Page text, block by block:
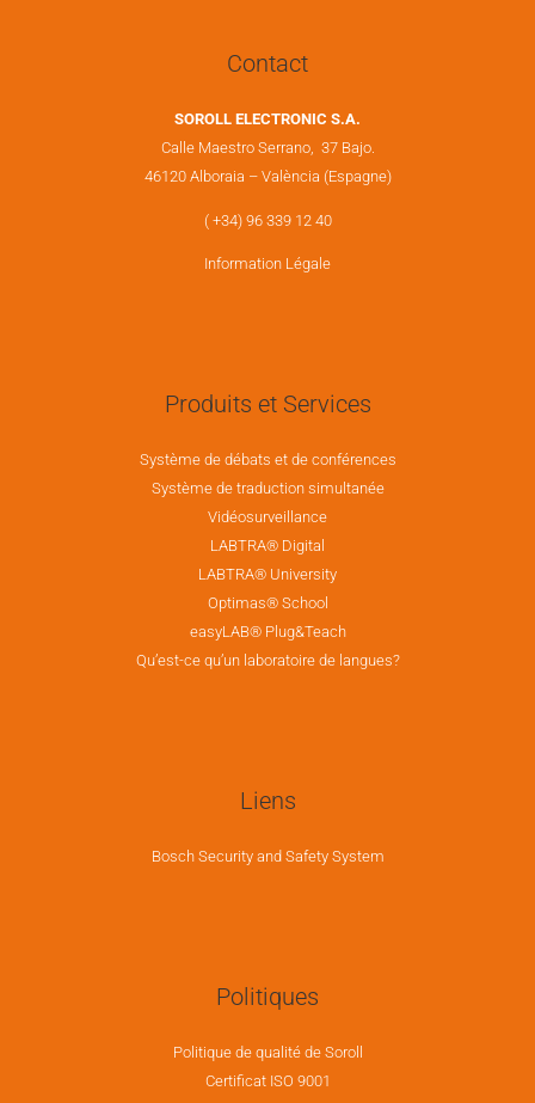
Contact
SOROLL ELECTRONIC S.A.
Calle Maestro Serrano, 37 Bajo.
46120 Alboraia – València (Espagne)
( +34) 96 339 12 40
Information Légale
Produits et Services
Système de débats et de conférences
Système de traduction simultanée
Vidéosurveillance
LABTRA® Digital
LABTRA® University
Optimas® School
easyLAB® Plug&Teach
Qu’est-ce qu’un laboratoire de langues?
Liens
Bosch Security and Safety System
Politiques
Politique de qualité de Soroll
Certificat ISO 9001